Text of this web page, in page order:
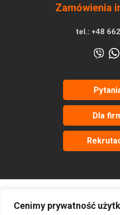
Cenimy prywatność
Zamówienia
tel.: +48
Dla